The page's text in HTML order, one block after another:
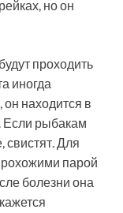
но он
проходить
иногда
находится в
Если рыбакам
свистят. Для
парой
болезни она